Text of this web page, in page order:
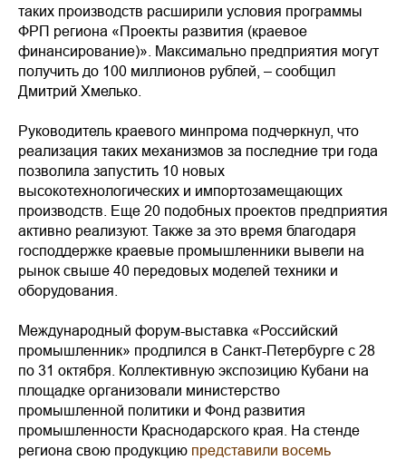
таких производств расширили условия программы
ФРП региона «Проекты развития (краевое
финансирование)». Максимально предприятия могут
получить до 100 миллионов рублей, – сообщил
Дмитрий Хмелько.
Руководитель краевого минпрома подчеркнул, что
реализация таких механизмов за последние три года
позволила запустить 10 новых
высокотехнологических и импортозамещающих
производств. Еще 20 подобных проектов предприятия
активно реализуют. Также за это время благодаря
господдержке краевые промышленники вывели на
рынок свыше 40 передовых моделей техники и
оборудования.
Международный форум-выставка «Российский
промышленник» продлился в Санкт-Петербурге с 28
по 31 октября. Коллективную экспозицию Кубани на
площадке организовали министерство
промышленной политики и Фонд развития
промышленности Краснодарского края. На стенде
региона свою продукцию представили восемь